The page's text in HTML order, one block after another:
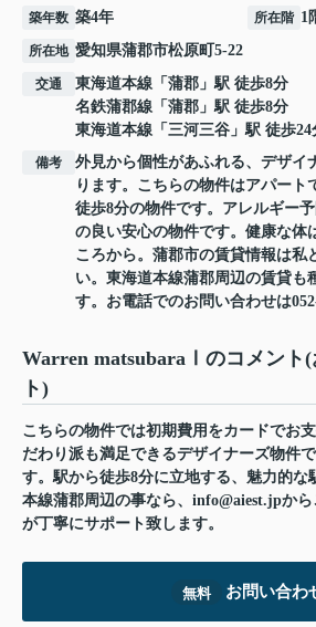
築年数 築4年 所在階 1
所在地 愛知県蒲郡市松原町 5-22
交通 東海道本線 「 蒲郡 」駅 徒歩8分
名鉄蒲郡線 「 蒲郡 」駅 徒歩8分
東海道本線 「 三河三谷 」駅 徒歩24
備考
外見から個性があふれる、デザイ
ります。こちらの物件はアパート
徒歩8分の物件です。アレルギー
の良い安心の物件です。健康な体
ころから。蒲郡市の賃貸情報は私
い。東海道本線蒲郡周辺の賃貸も
す。お電話でのお問い合わせは
Warren matsubaraⅠのコメント(
ト)
こちらの物件では初期費用をカードでお
だわり派も満足できるデザイナーズ物件
す。駅から徒歩8分に立地する、魅力的な
本線蒲郡周辺の事なら、info@aiest.jpか
が丁寧にサポート致します。
無料 お問い合わ